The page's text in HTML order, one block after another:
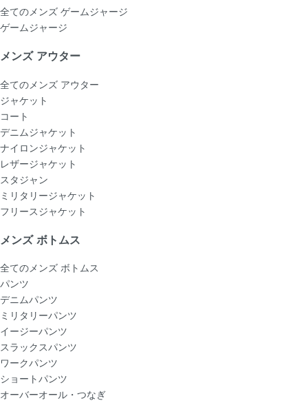
全てのメンズ ゲームジャージ
ゲームジャージ
メンズ アウター
全てのメンズ アウター
ジャケット
コート
デニムジャケット
ナイロンジャケット
レザージャケット
スタジャン
ミリタリージャケット
フリースジャケット
メンズ ボトムス
全てのメンズ ボトムス
パンツ
デニムパンツ
ミリタリーパンツ
イージーパンツ
スラックスパンツ
ワークパンツ
ショートパンツ
オーバーオール・つなぎ